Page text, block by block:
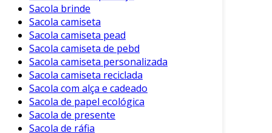
Sacola brinde
Sacola camiseta
Sacola camiseta pead
Sacola camiseta de pebd
Sacola camiseta personalizada
Sacola camiseta reciclada
Sacola com alça e cadeado
Sacola de papel ecológica
Sacola de presente
Sacola de ráfia